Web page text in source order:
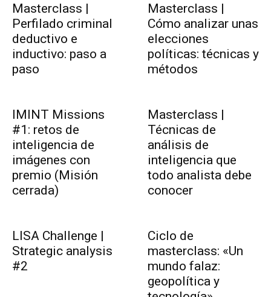
Masterclass |
Perfilado criminal
deductivo e
inductivo: paso a
paso
Masterclass |
Cómo analizar unas
elecciones
políticas: técnicas y
métodos
IMINT Missions
#1: retos de
inteligencia de
imágenes con
premio (Misión
cerrada)
Masterclass |
Técnicas de
análisis de
inteligencia que
todo analista debe
conocer
LISA Challenge |
Strategic analysis
#2
Ciclo de
masterclass: «Un
mundo falaz:
geopolítica y